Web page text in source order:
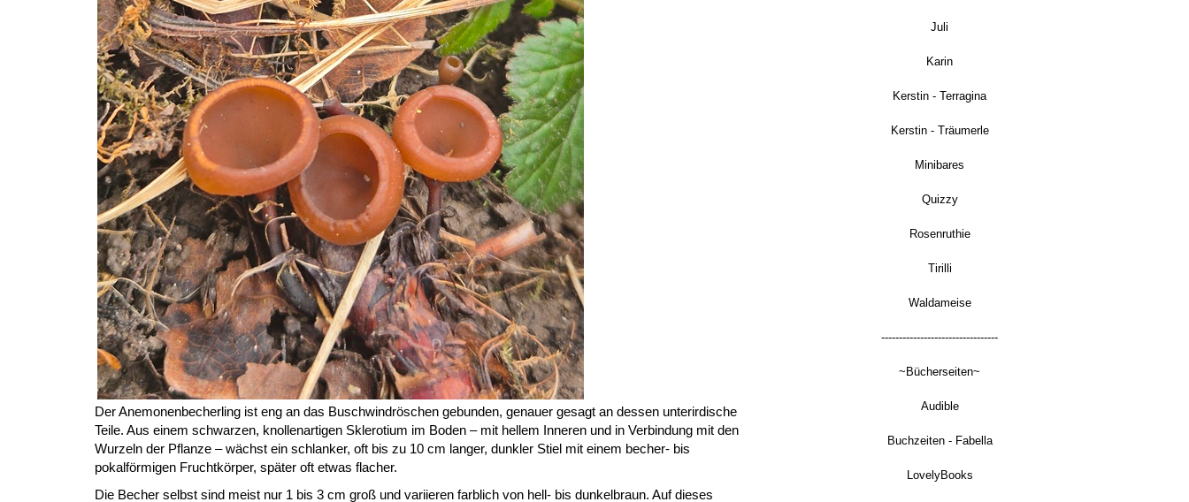
Der Anemonenbecherling ist eng an das Buschwindröschen gebunden, genauer gesagt an dessen unterirdische
Teile. Aus einem schwarzen, knollenartigen Sklerotium im Boden – mit hellem Inneren und in Verbindung mit den
Wurzeln der Pflanze – wächst ein schlanker, oft bis zu 10 cm langer, dunkler Stiel mit einem becher- bis
pokalförmigen Fruchtkörper, später oft etwas flacher.
Die Becher selbst sind meist nur 1 bis 3 cm groß und variieren farblich von hell- bis dunkelbraun. Auf dieses
Juli
Karin
Kerstin - Terragina
Kerstin - Träumerle
Minibares
Quizzy
Rosenruthie
Tirilli
Waldameise
---------------------------------
~Bücherseiten~
Audible
Buchzeiten - Fabella
LovelyBooks